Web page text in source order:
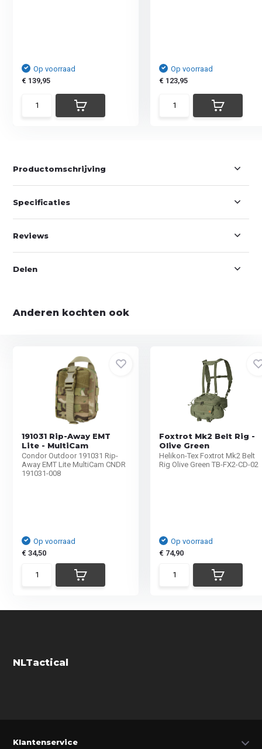
Op voorraad
€ 139,95
Op voorraad
€ 123,95
Productomschrijving
Specificaties
Reviews
Delen
Anderen kochten ook
191031 Rip-Away EMT
Lite - MultiCam
Condor Outdoor 191031 Rip-
Away EMT Lite MultiCam CNDR
191031-008
Op voorraad
€ 34,50
Foxtrot Mk2 Belt Rig -
Olive Green
Helikon-Tex Foxtrot Mk2 Belt
Rig Olive Green TB-FX2-CD-02
Op voorraad
€ 74,90
NLTactical
Klantenservice